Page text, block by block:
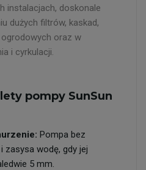
instalacjach, doskonale
dużych filtrów, kaskad,
oraz w
i cyrkulacji.
pompy SunSun
Pompa bez
zasysa wodę, gdy jej
5 mm.